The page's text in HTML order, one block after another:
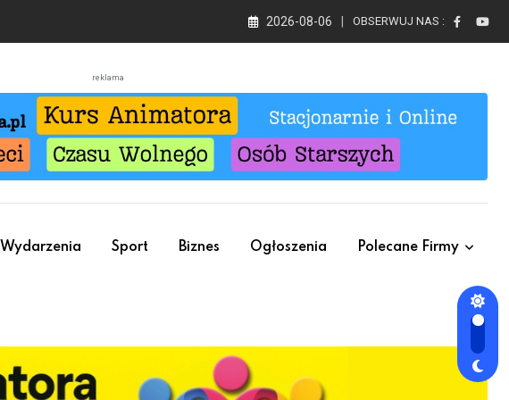
2026-08-06 OBSERWUJ NAS :
reklama
Wydarzenia Sport Biznes Ogłoszenia Polecane Firmy